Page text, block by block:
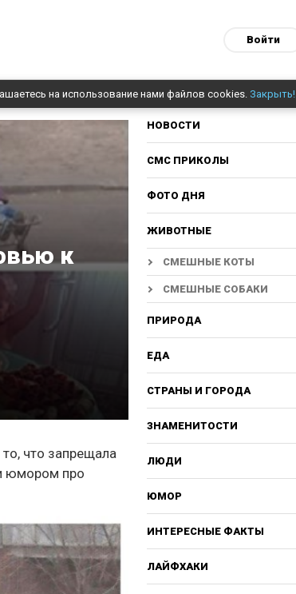
Войти
на использование нами файлов cookies. Закрыть!
к
что запрещала
юмором про
НОВОСТИ
СМС ПРИКОЛЫ
ФОТО ДНЯ
ЖИВОТНЫЕ
СМЕШНЫЕ КОТЫ
СМЕШНЫЕ СОБАКИ
ПРИРОДА
ЕДА
СТРАНЫ И ГОРОДА
ЗНАМЕНИТОСТИ
ЛЮДИ
ЮМОР
ИНТЕРЕСНЫЕ ФАКТЫ
ЛАЙФХАКИ